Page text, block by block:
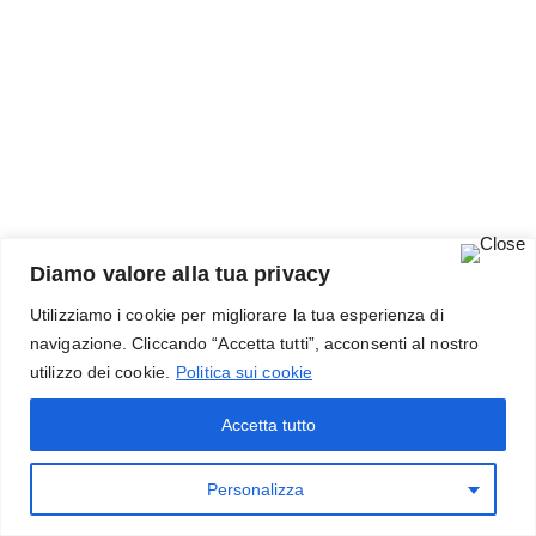
Diamo valore alla tua privacy
Utilizziamo i cookie per migliorare la tua esperienza di
navigazione. Cliccando “Accetta tutti”, acconsenti al nostro
utilizzo dei cookie.
Politica sui cookie
Personalizza
Accetta tutto
Cookies–Privacy